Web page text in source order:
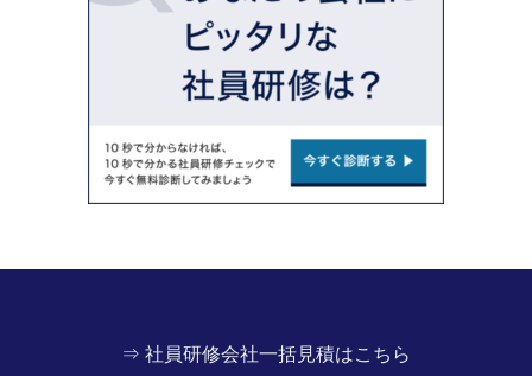
⇒ 社員研修会社一括見積はこちら